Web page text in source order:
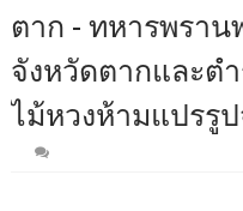
ตาก - ทหารพรา
จังหวัดตากและต
ไม้หวงห้ามแปรรู